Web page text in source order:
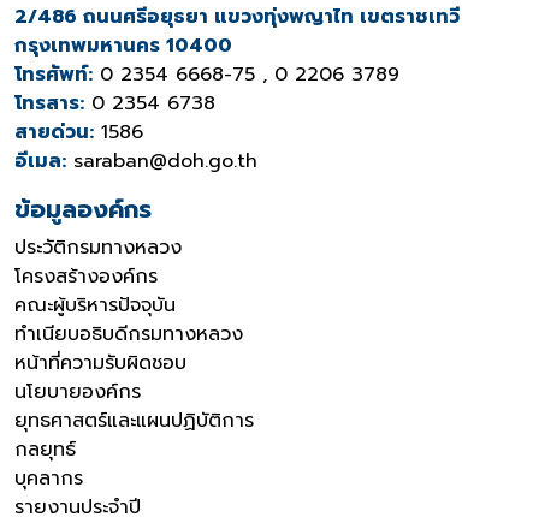
2/486 ถนนศรีอยุธยา แขวงทุ่งพญาไท เขตราชเทวี
กรุงเทพมหานคร 10400
โทรศัพท์: 0 2354 6668-75 , 0 2206 3789
โทรสาร: 0 2354 6738
สายด่วน: 1586
อีเมล: saraban@doh.go.th
ข้อมูลองค์กร
ประวัติกรมทางหลวง
โครงสร้างองค์กร
คณะผู้บริหารปัจจุบัน
ทำเนียบอธิบดีกรมทางหลวง
หน้าที่ความรับผิดชอบ
นโยบายองค์กร
ยุทธศาสตร์และแผนปฏิบัติการ
กลยุทธ์
บุคลากร
รายงานประจำปี